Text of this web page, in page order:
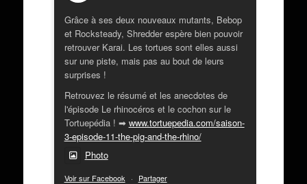
Grâce à ses deux nouveaux mutants, Bebop
et Rocksteady, Shredder espère bien pouvoir
retrouver Karai. Les tortues sont elles aussi
sur une piste, mais pas au bout de leurs
surprises !
Retrouvez le résumé et les anecdotes de
l'épisode Le rhinocéros et le cochon sur le
Tortuepédia ! ➡ www.tortuepedia.com/saison-
3-episode-11-the-pig-and-the-rhino/
Photo
Voir sur Facebook · Partager